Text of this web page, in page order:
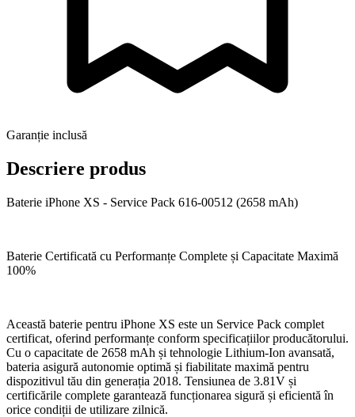
Garanție inclusă
Descriere produs
Baterie iPhone XS - Service Pack 616-00512 (2658 mAh)
Baterie Certificată cu Performanțe Complete și Capacitate Maximă
100%
Această baterie pentru iPhone XS este un Service Pack complet
certificat, oferind performanțe conform specificațiilor producătorului.
Cu o capacitate de 2658 mAh și tehnologie Lithium-Ion avansată,
bateria asigură autonomie optimă și fiabilitate maximă pentru
dispozitivul tău din generația 2018. Tensiunea de 3.81V și
certificările complete garantează funcționarea sigură și eficientă în
orice condiții de utilizare zilnică.